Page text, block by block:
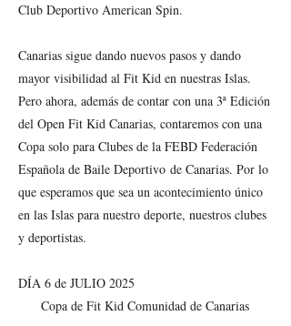
Club Deportivo American Spin.
Canarias sigue dando nuevos pasos y dando
mayor visibilidad al Fit Kid en nuestras Islas.
Pero ahora, además de contar con una 3ª Edición
del Open Fit Kid Canarias, contaremos con una
Copa solo para Clubes de la FEBD Federación
Española de Baile Deportivo de Canarias. Por lo
que esperamos que sea un acontecimiento único
en las Islas para nuestro deporte, nuestros clubes
y deportistas.
DÍA 6 de JULIO 2025
Copa de Fit Kid Comunidad de Canarias